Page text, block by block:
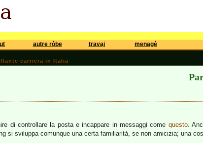
autre ròbe travaj menagé
carriera in Italia
di controllare la posta e incappare in messaggi come questo.
si sviluppa comunque una certa familiarità, se non amicizia; una